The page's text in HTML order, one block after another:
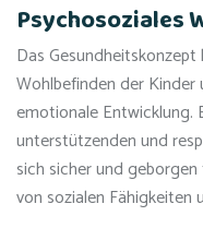
Psychosoziales
Das
Wohlbefinden der
emotionale Entwicklung.
unterstützenden und
sich sicher und
von sozialen